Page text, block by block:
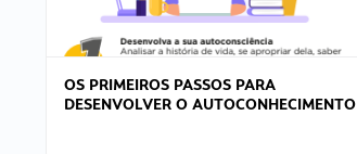
OS PRIMEIROS PASSOS PARA
DESENVOLVER O AUTOCONHECIMENTO